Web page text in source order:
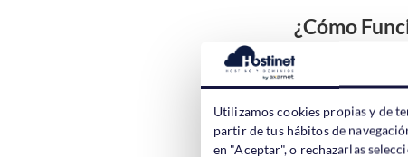
¿Cómo
Primero, hay que
mediante su
Utilizamos cookies propias y de
partir de tus hábitos de
en "Aceptar", o rechazarlas